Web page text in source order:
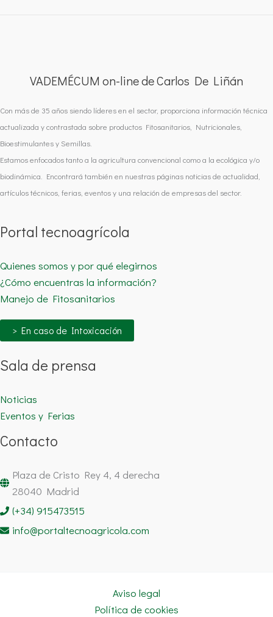
VADEMÉCUM on-line de Carlos De Liñán
Con más de 35 años siendo líderes en el sector, proporciona información técnica
actualizada y contrastada sobre productos Fitosanitarios, Nutricionales,
Bioestimulantes y Semillas.
Estamos enfocados tanto a la agricultura convencional como a la ecológica y/o
biodinámica. Encontrará también en nuestras páginas noticias de actualidad,
artículos técnicos, ferias, eventos y una relación de empresas del sector.
Portal tecnoagrícola
Quienes somos y por qué elegirnos
¿Cómo encuentras la información?
Manejo de Fitosanitarios
> En caso de Intoxicación
Sala de prensa
Noticias
Eventos y Ferias
Contacto
Plaza de Cristo Rey 4, 4 derecha
28040 Madrid
(+34) 915473515
info@portaltecnoagricola.com
Aviso legal
Política de cookies